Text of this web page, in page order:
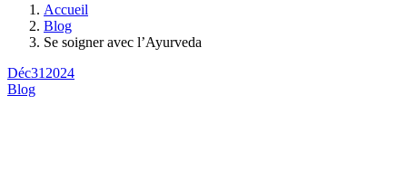
Accueil
Blog
Se soigner avec l’Ayurveda
Déc31 2024
Blog